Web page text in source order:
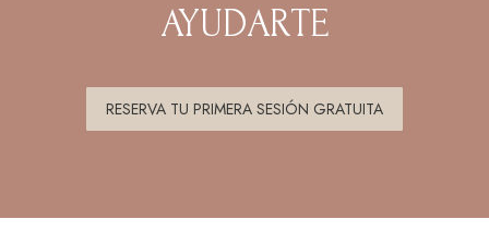
AYUDARTE
RESERVA TU PRIMERA SESIÓN GRATUITA